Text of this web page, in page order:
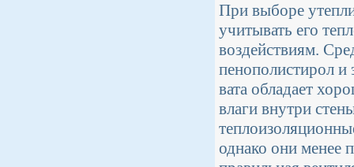
При выборе
учитывать его
воздействиям.
пенополистирол
вата обладает
влаги внутри
однако они менее